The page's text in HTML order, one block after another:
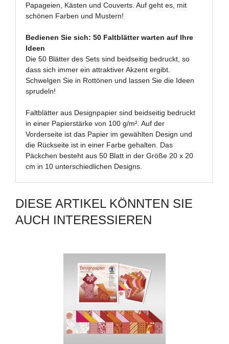
Papageien, Kästen und Couverts. Auf geht es, mit
schönen Farben und Mustern!
Bedienen Sie sich: 50 Faltblätter warten auf Ihre
Ideen
Die 50 Blätter des Sets sind beidseitig bedruckt, so
dass sich immer ein attraktiver Akzent ergibt.
Schwelgen Sie in Rottönen und lassen Sie die Ideen
sprudeln!
Faltblätter aus Designpapier sind beidseitig bedruckt
in einer Papierstärke von 100 g/m². Auf der
Vorderseite ist das Papier im gewählten Design und
die Rückseite ist in einer Farbe gehalten. Das
Päckchen besteht aus 50 Blatt in der Größe 20 x 20
cm in 10 unterschiedlichen Designs.
DIESE ARTIKEL KÖNNTEN SIE
AUCH INTERESSIEREN